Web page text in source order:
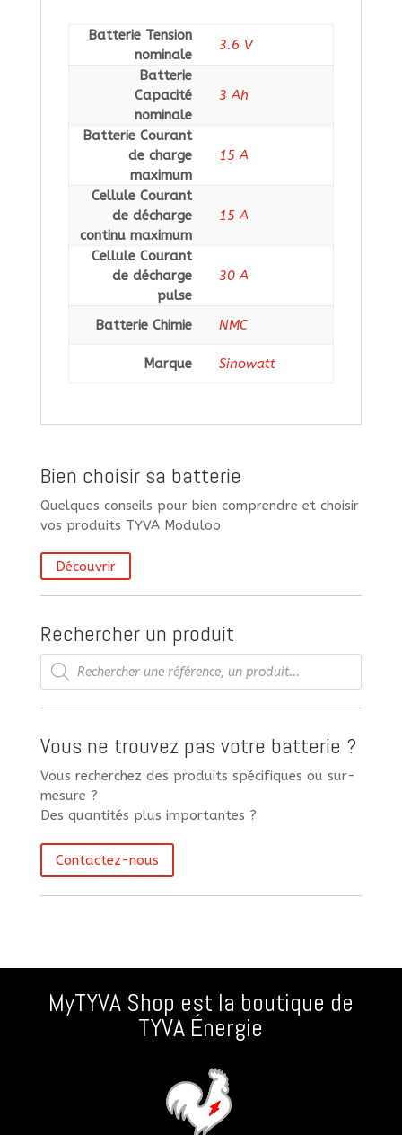
Batterie Tension
nominale
3.6 V
Batterie
Capacité
nominale
3 Ah
Batterie Courant
de charge
maximum
15 A
Cellule Courant
de décharge
continu maximum
15 A
Cellule Courant
de décharge
pulse
30 A
Batterie Chimie NMC
Marque Sinowatt
Bien choisir sa batterie
Quelques conseils pour bien comprendre et choisir
vos produits TYVA Moduloo
Découvrir
Rechercher un produit
Recherche
de
produits
Vous ne trouvez pas votre batterie ?
Vous recherchez des produits spécifiques ou sur-
mesure ?
Des quantités plus importantes ?
Contactez-nous
MyTYVA Shop est la boutique de
TYVA Énergie